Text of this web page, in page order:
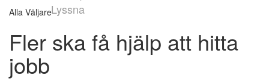
Lyssna
Alla Väljare
Fler ska få hjälp att hitta
jobb